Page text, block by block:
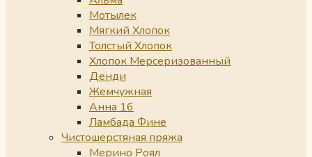
Мотылек
Мягкий Хлопок
Толстый Хлопок
Хлопок Мерсеризованный
Денди
Жемчужная
Анна 16
Ламбада Фине
Чистошерстяная пряжа
Мерино Роял